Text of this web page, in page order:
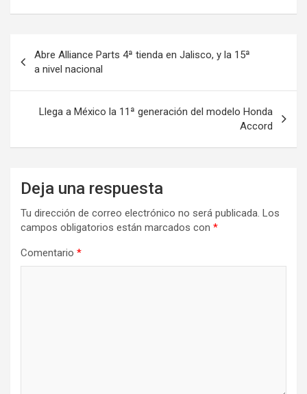
de
entradas
Abre Alliance Parts 4ª tienda en Jalisco, y la 15ª
a nivel nacional
Llega a México la 11ª generación del modelo Honda
Accord
Deja una respuesta
Tu dirección de correo electrónico no será publicada. Los
campos obligatorios están marcados con *
Comentario *